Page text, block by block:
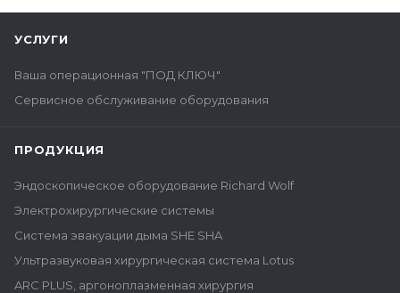
УСЛУГИ
Ваша операционная "ПОД КЛЮЧ"
Сервисное обслуживание оборудования
ПРОДУКЦИЯ
Эндоскопическое оборудование Richard Wolf
Электрохирургические системы
Система эвакуации дыма SHE SHA
Ультразвуковая хирургическая система Lotus
ARC PLUS, аргоноплазменная хирургия